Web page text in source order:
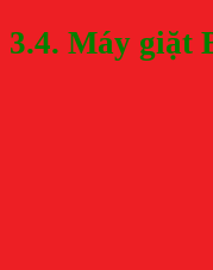
3.4. Máy giặt